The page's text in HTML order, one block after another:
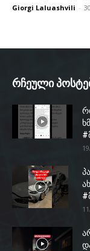
Giorgi Laluashvili -
რჩეული